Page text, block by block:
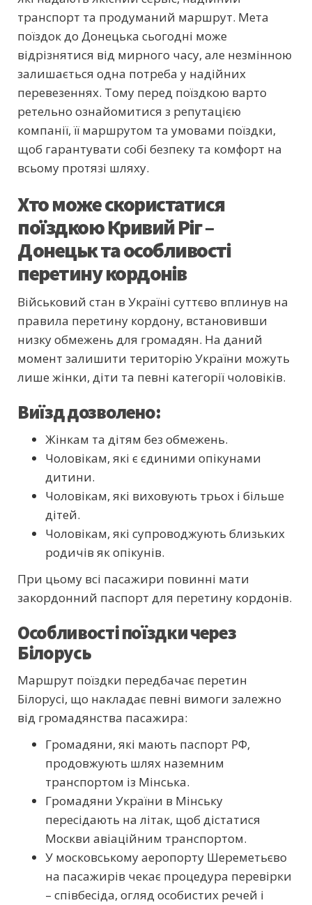
транспорт та продуманий маршрут. Мета
поїздок до Донецька сьогодні може
відрізнятися від мирного часу, але незмінною
залишається одна потреба у надійних
перевезеннях. Тому перед поїздкою варто
ретельно ознайомитися з репутацією
компанії, її маршрутом та умовами поїздки,
щоб гарантувати собі безпеку та комфорт на
всьому протязі шляху.
Хто може скористатися
поїздкою Кривий Ріг –
Донецьк та особливості
перетину кордонів
Військовий стан в Україні суттєво вплинув на
правила перетину кордону, встановивши
низку обмежень для громадян. На даний
момент залишити територію України можуть
лише жінки, діти та певні категорії чоловіків.
Виїзд дозволено:
Жінкам та дітям без обмежень.
Чоловікам, які є єдиними опікунами
дитини.
Чоловікам, які виховують трьох і більше
дітей.
Чоловікам, які супроводжують близьких
родичів як опікунів.
При цьому всі пасажири повинні мати
закордонний паспорт для перетину кордонів.
Особливості поїздки через
Білорусь
Маршрут поїздки передбачає перетин
Білорусі, що накладає певні вимоги залежно
від громадянства пасажира:
Громадяни, які мають паспорт РФ,
продовжують шлях наземним
транспортом із Мінська.
Громадяни України в Мінську
пересідають на літак, щоб дістатися
Москви авіаційним транспортом.
У московському аеропорту Шереметьєво
на пасажирів чекає процедура перевірки
– співбесіда, огляд особистих речей і